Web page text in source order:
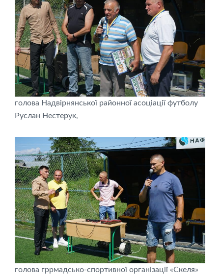
голова Надвірнянської районної асоціації футболу
Руслан Нестерук,
голова гррмадсько-спортивної організації «Скеля»